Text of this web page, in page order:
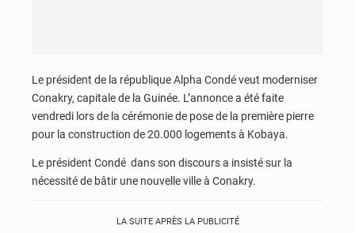
Le président de la république Alpha Condé veut moderniser
Conakry, capitale de la Guinée. L’annonce a été faite
vendredi lors de la cérémonie de pose de la première pierre
pour la construction de 20.000 logements à Kobaya.
Le président Condé dans son discours a insisté sur la
nécessité de bâtir une nouvelle ville à Conakry.
LA SUITE APRÈS LA PUBLICITÉ